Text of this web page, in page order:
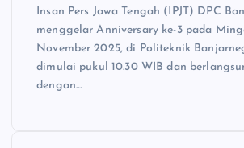
Insan Pers Jawa Tengah (IPJT) DPC
menggelar Anniversary ke-3 pada
November 2025, di Politeknik
dimulai pukul 10.30 WIB dan
dengan…